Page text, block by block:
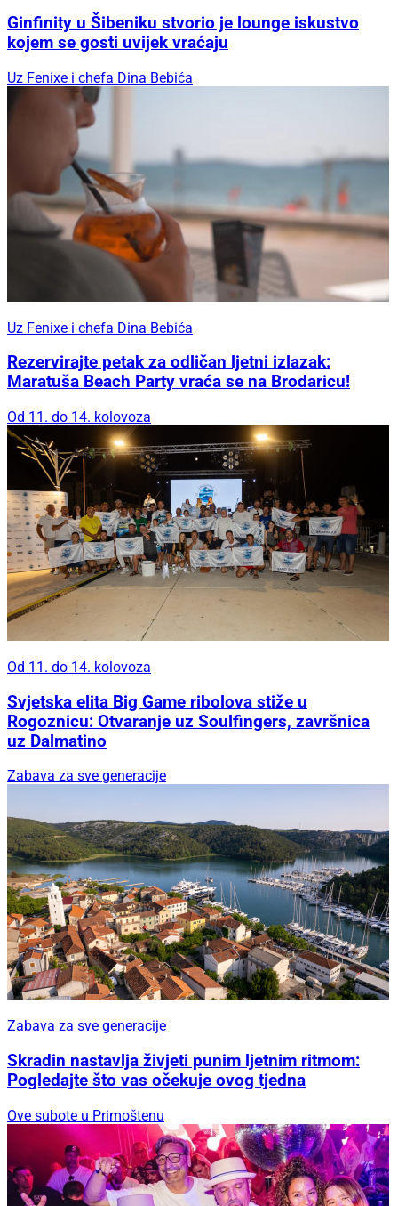
Ginfinity u Šibeniku stvorio je lounge iskustvo
kojem se gosti uvijek vraćaju
Uz Fenixe i chefa Dina Bebića
Uz Fenixe i chefa Dina Bebića
Rezervirajte petak za odličan ljetni izlazak:
Maratuša Beach Party vraća se na Brodaricu!
Od 11. do 14. kolovoza
Od 11. do 14. kolovoza
Svjetska elita Big Game ribolova stiže u
Rogoznicu: Otvaranje uz Soulfingers, završnica
uz Dalmatino
Zabava za sve generacije
Zabava za sve generacije
Skradin nastavlja živjeti punim ljetnim ritmom:
Pogledajte što vas očekuje ovog tjedna
Ove subote u Primoštenu